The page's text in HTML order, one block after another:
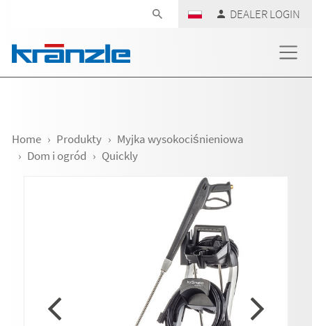
DEALER LOGIN
Home Produkty
Myjka wysokociśnieniowa
Dom i ogród
Quickly